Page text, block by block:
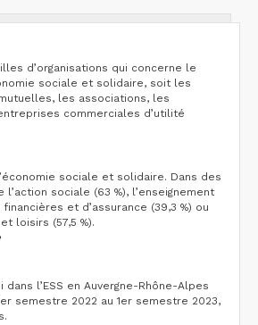
d’organisations qui concerne le
sociale et solidaire, soit les
les associations, les
commerciales d’utilité
sociale et solidaire. Dans des
sociale (63 %), l’enseignement
financières et d’assurance (39,3 %) ou
loisirs (57,5 %).
dans l’ESS en Auvergne-Rhône-Alpes
semestre 2022 au 1er semestre 2023,